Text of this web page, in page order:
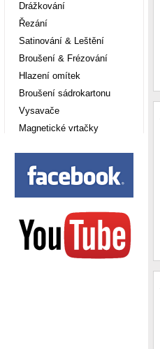
Drážkování
Řezání
Satinování & Leštění
Broušení & Frézování
Hlazení omítek
Broušení sádrokartonu
Vysavače
Magnetické vrtačky